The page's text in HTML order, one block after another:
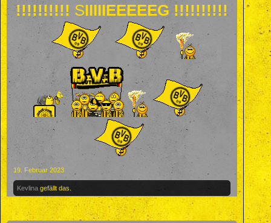
!!!!!!!!!! SIIIIIEEEEEG !!!!!!!!!!
19. Februar 2023
Kevlina gefällt das.